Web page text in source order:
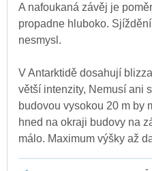
A nafoukaná závěj je
propadne hluboko.
nesmysl.
V Antarktidě dosahují
větší intenzity, Nemusí ani
budovou vysokou 20 m by
hned na okraji budovy na
málo. Maximum výšky až